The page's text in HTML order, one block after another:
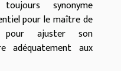
synonyme
pour le maître de
pour ajuster son
adéquatement aux